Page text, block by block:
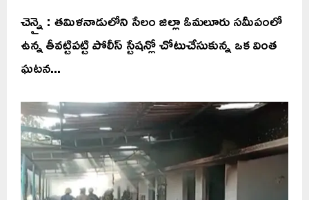
చెన్నై : తమిళనాడులోని సేలం జిల్లా ఓమలూరు సమీపంలో
ఉన్న తీవట్టిపట్టి పోలీస్ స్టేషన్లో చోటుచేసుకున్న ఒక వింత
ఘటన...